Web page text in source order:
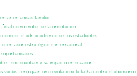
en-unidad-familiar
como-motor-de-la-orientación
el-adn-académico-de-tus-estudiantes
estratégico-e-internacional
oportunidades
zeno-quantum-y-su-impacto-en-ecuador
zeno-quantum-revoluciona-la-lucha-contra-el-abandono-